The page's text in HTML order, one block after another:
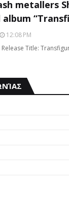
metallers
12:08 PM
Title: